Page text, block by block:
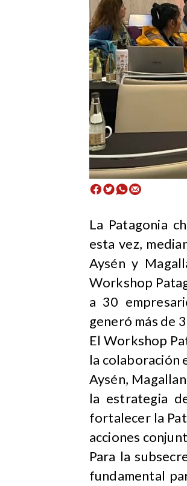
La Patagonia
esta vez,
Aysén y
Workshop
a 30
generó más de
El Workshop
la colaboración
Aysén,
la estrategia
fortalecer la
acciones
Para la
fundamental